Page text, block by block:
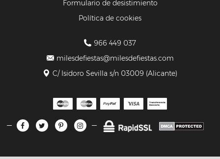
Formulario de desistimiento
Política de cookies
966 449 037
milesdefiestas@milesdefiestas.com
C/ Isidoro Sevilla s/n 03009 (Alicante)